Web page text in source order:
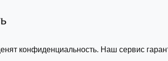
конфиденциальность. Наш сервис